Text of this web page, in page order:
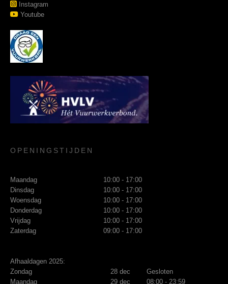
Instagram
Youtube
OPENINGSTIJDEN
Maandag
10:00 - 17:00
Dinsdag
10:00 - 17:00
Woensdag
10:00 - 17:00
Donderdag
10:00 - 17:00
Vrijdag
10:00 - 17:00
Zaterdag
09:00 - 17:00
Afhaaldagen 2025:
Zondag
28 dec
Gesloten
Maandag
29 dec 08:00 - 23:59